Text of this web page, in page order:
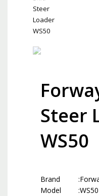
Steer
WS50
Brand :
Model
:WS50